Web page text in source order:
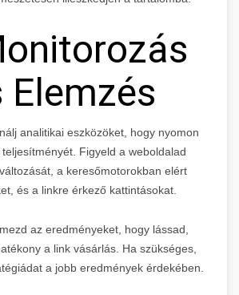
Elemzés
analitikai eszközöket, hogy nyomon
Figyeld a weboldalad
a keresőmotorokban elért
és a linkre érkező kattintásokat.
az eredményeket, hogy lássad,
a link vásárlás. Ha szükséges,
a jobb eredmények érdekében.